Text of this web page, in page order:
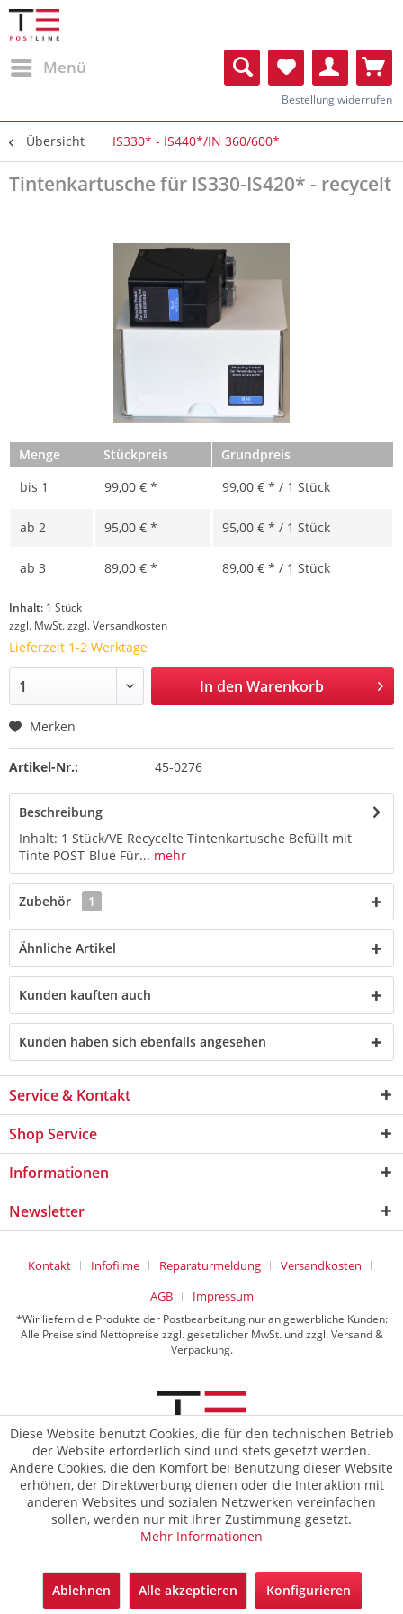
Menü
Bestellung widerrufen
Übersicht IS330* - IS440*/IN 360/600*
Tintenkartusche für IS330-IS420* - recycelt
Menge Stückpreis
Grundpreis
bis 1 99,00 € * 99,00 € * / 1 Stück
ab 2 95,00 € * 95,00 € * / 1 Stück
ab 3 89,00 € * 89,00 € * / 1 Stück
Inhalt: 1 Stück
zzgl. MwSt.zzgl. Versandkosten
Lieferzeit 1-2 Werktage
In den Warenkorb
Merken
Artikel-Nr.: 45-0276
Beschreibung
Inhalt: 1 Stück/VE Recycelte Tintenkartusche Befüllt mit
Tinte POST-Blue Für... mehr
Zubehör 1
Ähnliche Artikel
Kunden kauften auch
Kunden haben sich ebenfalls angesehen
Service & Kontakt
Shop Service
Informationen
Newsletter
Kontakt Infofilme Reparaturmeldung
Versandkosten
AGB
Impressum
*Wir liefern die Produkte der Postbearbeitung nur an gewerbliche Kunden:
Alle Preise sind Nettopreise zzgl. gesetzlicher MwSt. und zzgl. Versand &
Verpackung.
© 2026 TE Postline GmbH
Diese Website benutzt Cookies, die für den technischen Betrieb
der Website erforderlich sind und stets gesetzt werden.
Andere Cookies, die den Komfort bei Benutzung dieser Website
erhöhen, der Direktwerbung dienen oder die Interaktion mit
anderen Websites und sozialen Netzwerken vereinfachen
sollen, werden nur mit Ihrer Zustimmung gesetzt.
Mehr Informationen
Ablehnen Alle akzeptieren Konfigurieren